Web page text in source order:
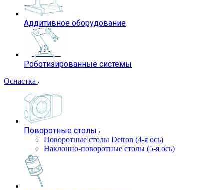
Аддитивное оборудование
Роботизированные системы
Оснастка
Поворотные столы
Поворотные столы Detron (4-я ось)
Наклонно-поворотные столы (5-я ось)